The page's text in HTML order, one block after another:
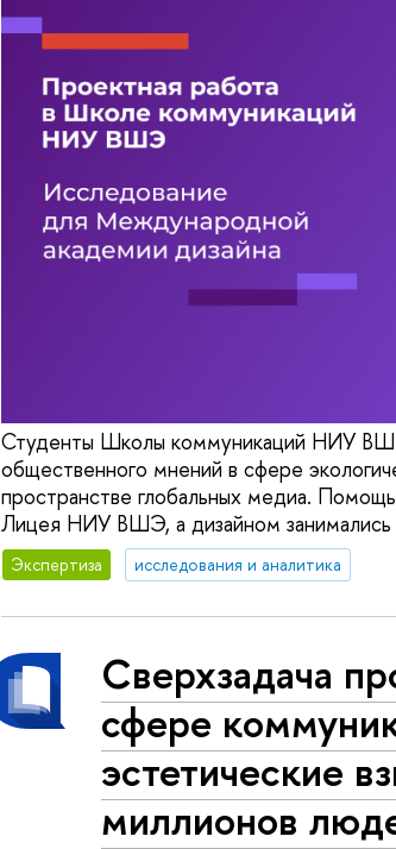
Студенты Школы коммуникаций НИУ
общественного мнений в сфере
пространстве глобальных медиа.
Лицея НИУ ВШЭ, а дизайном
Экспертиза исследования и аналитика
Сверхзадача
сфере
эстетические
миллионов